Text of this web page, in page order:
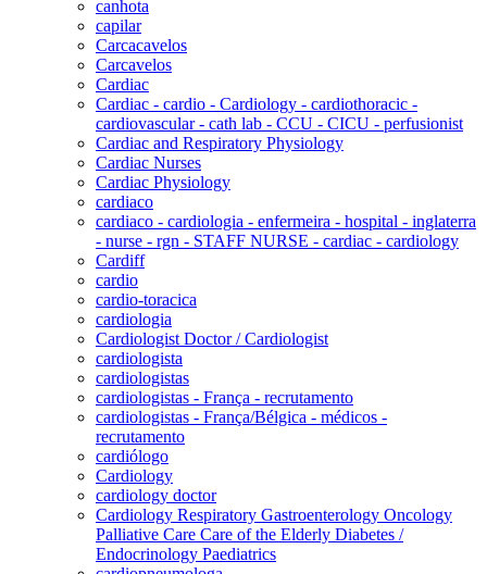
canhota
capilar
Carcacavelos
Carcavelos
Cardiac
Cardiac - cardio - Cardiology - cardiothoracic -
cardiovascular - cath lab - CCU - CICU - perfusionist
Cardiac and Respiratory Physiology
Cardiac Nurses
Cardiac Physiology
cardiaco
cardiaco - cardiologia - enfermeira - hospital - inglaterra
- nurse - rgn - STAFF NURSE - cardiac - cardiology
Cardiff
cardio
cardio-toracica
cardiologia
Cardiologist Doctor / Cardiologist
cardiologista
cardiologistas
cardiologistas - França - recrutamento
cardiologistas - França/Bélgica - médicos -
recrutamento
cardiólogo
Cardiology
cardiology doctor
Cardiology Respiratory Gastroenterology Oncology
Palliative Care Care of the Elderly Diabetes /
Endocrinology Paediatrics